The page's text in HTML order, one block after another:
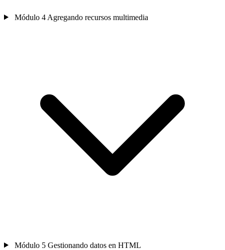
Módulo 4 Agregando recursos multimedia
Módulo 5 Gestionando datos en HTML